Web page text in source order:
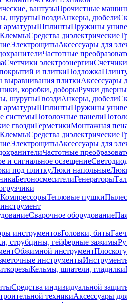
вантузыПрочистные
шурупыГвоздиАнкеры, дюбели
арматурыШплинтыПружины
КлеммыСредства диэлектрические
ЭлектрощитыАксессуары для
Частотные
Счетчики электроэнергии
и плиткиПодложка
выравнивания плиткиАксессуары
коробки, доборыРучки
шурупыГвоздиАнкеры, дюбели
арматурыШплинтыПружины
системыПотолочные панели
гвоздиГерметикиМонтажная пена
КлеммыСредства диэлектрические
ЭлектрощитыАксессуары для
Частотные
и сигнальное освещение
под плиткуЛюки напольные
БетоносмесителиГенераторы
КомпрессорыТепловые пушки
Сварочное оборудование
инструментовГоловки, биты
струбцины, гейферные зажимы
Обжимной инструмент
инструменты
Кельмы, шпатели, гладилки
Средства индивидуальной
техникиАксессуары